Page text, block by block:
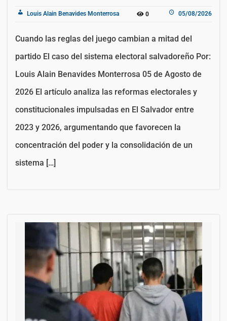
Louis Alain Benavides Monterrosa 0 05/08/2026
Cuando las reglas del juego cambian a mitad del
partido El caso del sistema electoral salvadoreño Por:
Louis Alain Benavides Monterrosa 05 de Agosto de
2026 El artículo analiza las reformas electorales y
constitucionales impulsadas en El Salvador entre
2023 y 2026, argumentando que favorecen la
concentración del poder y la consolidación de un
sistema […]